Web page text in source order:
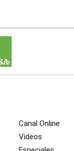
Canal Online
Videos